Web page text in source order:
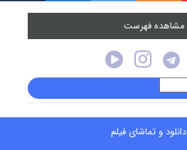
مشاهده فهرست
دانلود و تماشای فیلم